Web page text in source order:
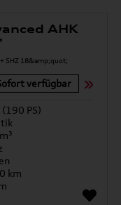
AHK
verfügbar
PS)
km